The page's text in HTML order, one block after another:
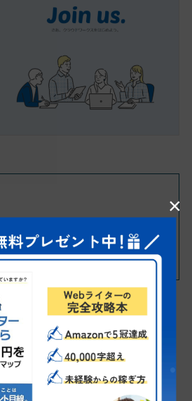
ルから本登録へ進む
スに届いたメールを確認し
×